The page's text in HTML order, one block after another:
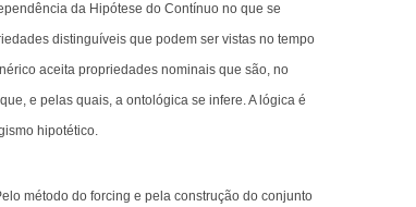
da Hipótese do Contínuo no que se
distinguíveis que podem ser vistas no tempo
aceita propriedades nominais que são, no
e pelas quais, a ontológica se infere. A lógica é
hipotético.
método do forcing e pela construção do conjunto